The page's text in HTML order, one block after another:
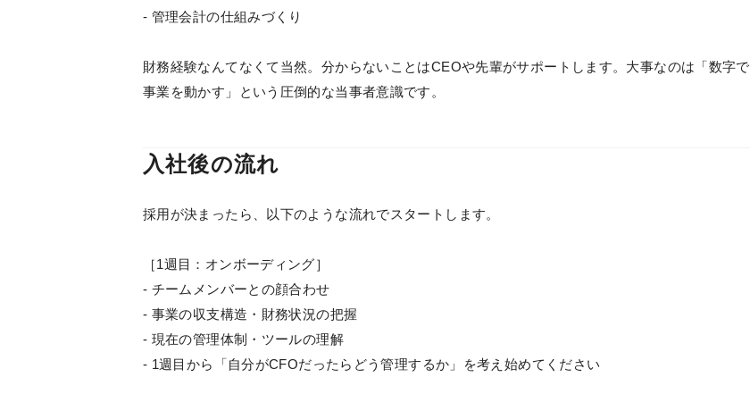
- 管理会計の仕組みづくり
財務経験なんてなくて当然。分からないことはCEOや先輩がサポートします。大事なのは「数字で
事業を動かす」という圧倒的な当事者意識です。
入社後の流れ
採用が決まったら、以下のような流れでスタートします。
［1週目：オンボーディング］
- チームメンバーとの顔合わせ
- 事業の収支構造・財務状況の把握
- 現在の管理体制・ツールの理解
- 1週目から「自分がCFOだったらどう管理するか」を考え始めてください